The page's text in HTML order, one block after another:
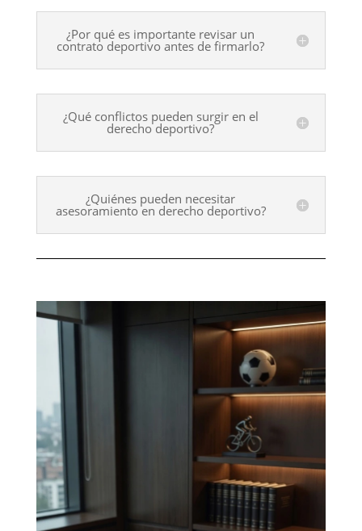
¿Por qué es importante revisar un
contrato deportivo antes de firmarlo?
¿Qué conflictos pueden surgir en el
derecho deportivo?
¿Quiénes pueden necesitar
asesoramiento en derecho deportivo?